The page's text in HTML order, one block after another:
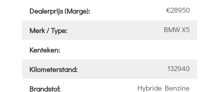
Dealerprijs (Marge): €28950
Merk / Type: BMW X5
Kenteken:
Kilometerstand:
132940
Brandstof: Hybride Benzine